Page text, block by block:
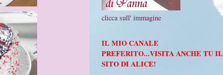
clicca sull' immagine
IL MIO CANALE
PREFERITO...VISITA ANCHE TU IL
SITO DI ALICE!